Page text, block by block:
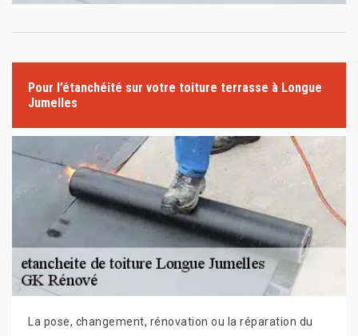
Pour l’étanchéité sur votre toiture terrasse à Longue
Jumelles
La pose, changement, rénovation ou la réparation du